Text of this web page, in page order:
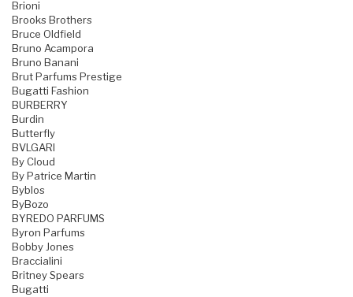
Brioni
Brooks Brothers
Bruce Oldfield
Bruno Acampora
Bruno Banani
Brut Parfums Prestige
Bugatti Fashion
BURBERRY
Burdin
Butterfly
BVLGARI
By Cloud
By Patrice Martin
Byblos
ByBozo
BYREDO PARFUMS
Byron Parfums
Bobby Jones
Braccialini
Britney Spears
Bugatti